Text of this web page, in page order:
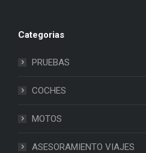
Categorias
PRUEBAS
COCHES
MOTOS
ASESORAMIENTO VIAJES